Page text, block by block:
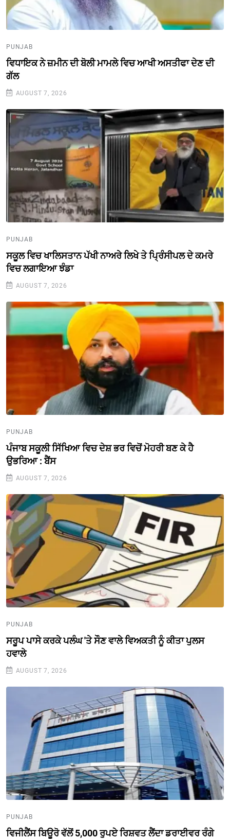
PUNJAB
ਵਿਧਾਇਕ ਨੇ ਜ਼ਮੀਨ ਦੀ ਬੋਲੀ ਮਾਮਲੇ ਵਿਚ ਆਖੀ ਅਸਤੀਫਾ ਦੇਣ ਦੀ
ਗੱਲ
AUGUST 7, 2026
PUNJAB
ਸਕੂਲ ਵਿਚ ਖਾਲਿਸਤਾਨ ਪੱਖੀ ਨਾਅਰੇ ਲਿਖੇ ਤੇ ਪ੍ਰਿੰਸੀਪਲ ਦੇ ਕਮਰੇ
ਵਿਚ ਲਗਾਇਆ ਝੰਡਾ
AUGUST 7, 2026
PUNJAB
ਪੰਜਾਬ ਸਕੂਲੀ ਸਿੱਖਿਆ ਵਿਚ ਦੇਸ਼ ਭਰ ਵਿਚੋਂ ਮੋਹਰੀ ਬਣ ਕੇ ਹੈ
ਉਭਰਿਆ : ਬੈਂਸ
AUGUST 7, 2026
PUNJAB
ਸਰੂਪ ਪਾਸੇ ਕਰਕੇ ਪਲੰਘ 'ਤੇ ਸੌਣ ਵਾਲੇ ਵਿਅਕਤੀ ਨੂੰ ਕੀਤਾ ਪੁਲਸ
ਹਵਾਲੇ
AUGUST 7, 2026
PUNJAB
ਵਿਜੀਲੈਂਸ ਬਿਊਰੋ ਵੱਲੋਂ 5,000 ਰੁਪਏ ਰਿਸ਼ਵਤ ਲੈਂਦਾ ਡਰਾਈਵਰ ਰੰਗੇ